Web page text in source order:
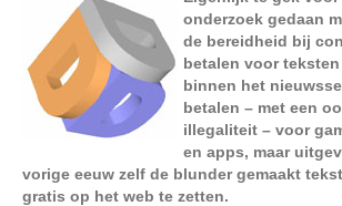
onderzoek gedaan
de bereidheid bij
betalen voor
binnen het
betalen – met een
illegaliteit – voor
en apps, maar
vorige eeuw zelf de blunder gemaakt
gratis op het web te zetten.